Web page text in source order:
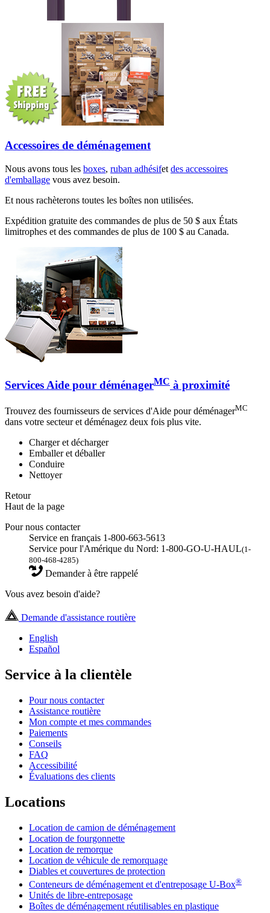
Accessoires de déménagement
Nous avons tous les boxes, ruban adhésifet des accessoires
d'emballage vous avez besoin.
Et nous rachèterons toutes les boîtes non utilisées.
Expédition gratuite des commandes de plus de 50 $ aux États
limitrophes et des commandes de plus de 100 $ au Canada.
Services Aide pour déménagerMC à proximité
Trouvez des fournisseurs de services d'Aide pour déménagerMC
dans votre secteur et déménagez deux fois plus vite.
Charger et décharger
Emballer et déballer
Conduire
Nettoyer
Retour
Haut de la page
Pour nous contacter
Service en français 1-800-663-5613
Service pour l'Amérique du Nord: 1-800-GO-U-HAUL(1-
800-468-4285)
Demander à être rappelé
Vous avez besoin d'aide?
Demande d'assistance routière
English
Español
Service à la clientèle
Pour nous contacter
Assistance routière
Mon compte et mes commandes
Paiements
Conseils
FAQ
Accessibilité
Évaluations des clients
Locations
Location de camion de déménagement
Location de fourgonnette
Location de remorque
Location de véhicule de remorquage
Diables et couvertures de protection
Conteneurs de déménagement et d'entreposage U-Box®
Unités de libre-entreposage
Boîtes de déménagement réutilisables en plastique